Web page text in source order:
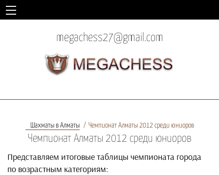
megachess27@gmail.com
Шахматы в Алматы Чемпионат Алматы 2012 среди юниоров
Чемпионат Алматы 2012 среди юниоров
Представляем итоговые таблицы чемпионата города
по возрастным категориям: